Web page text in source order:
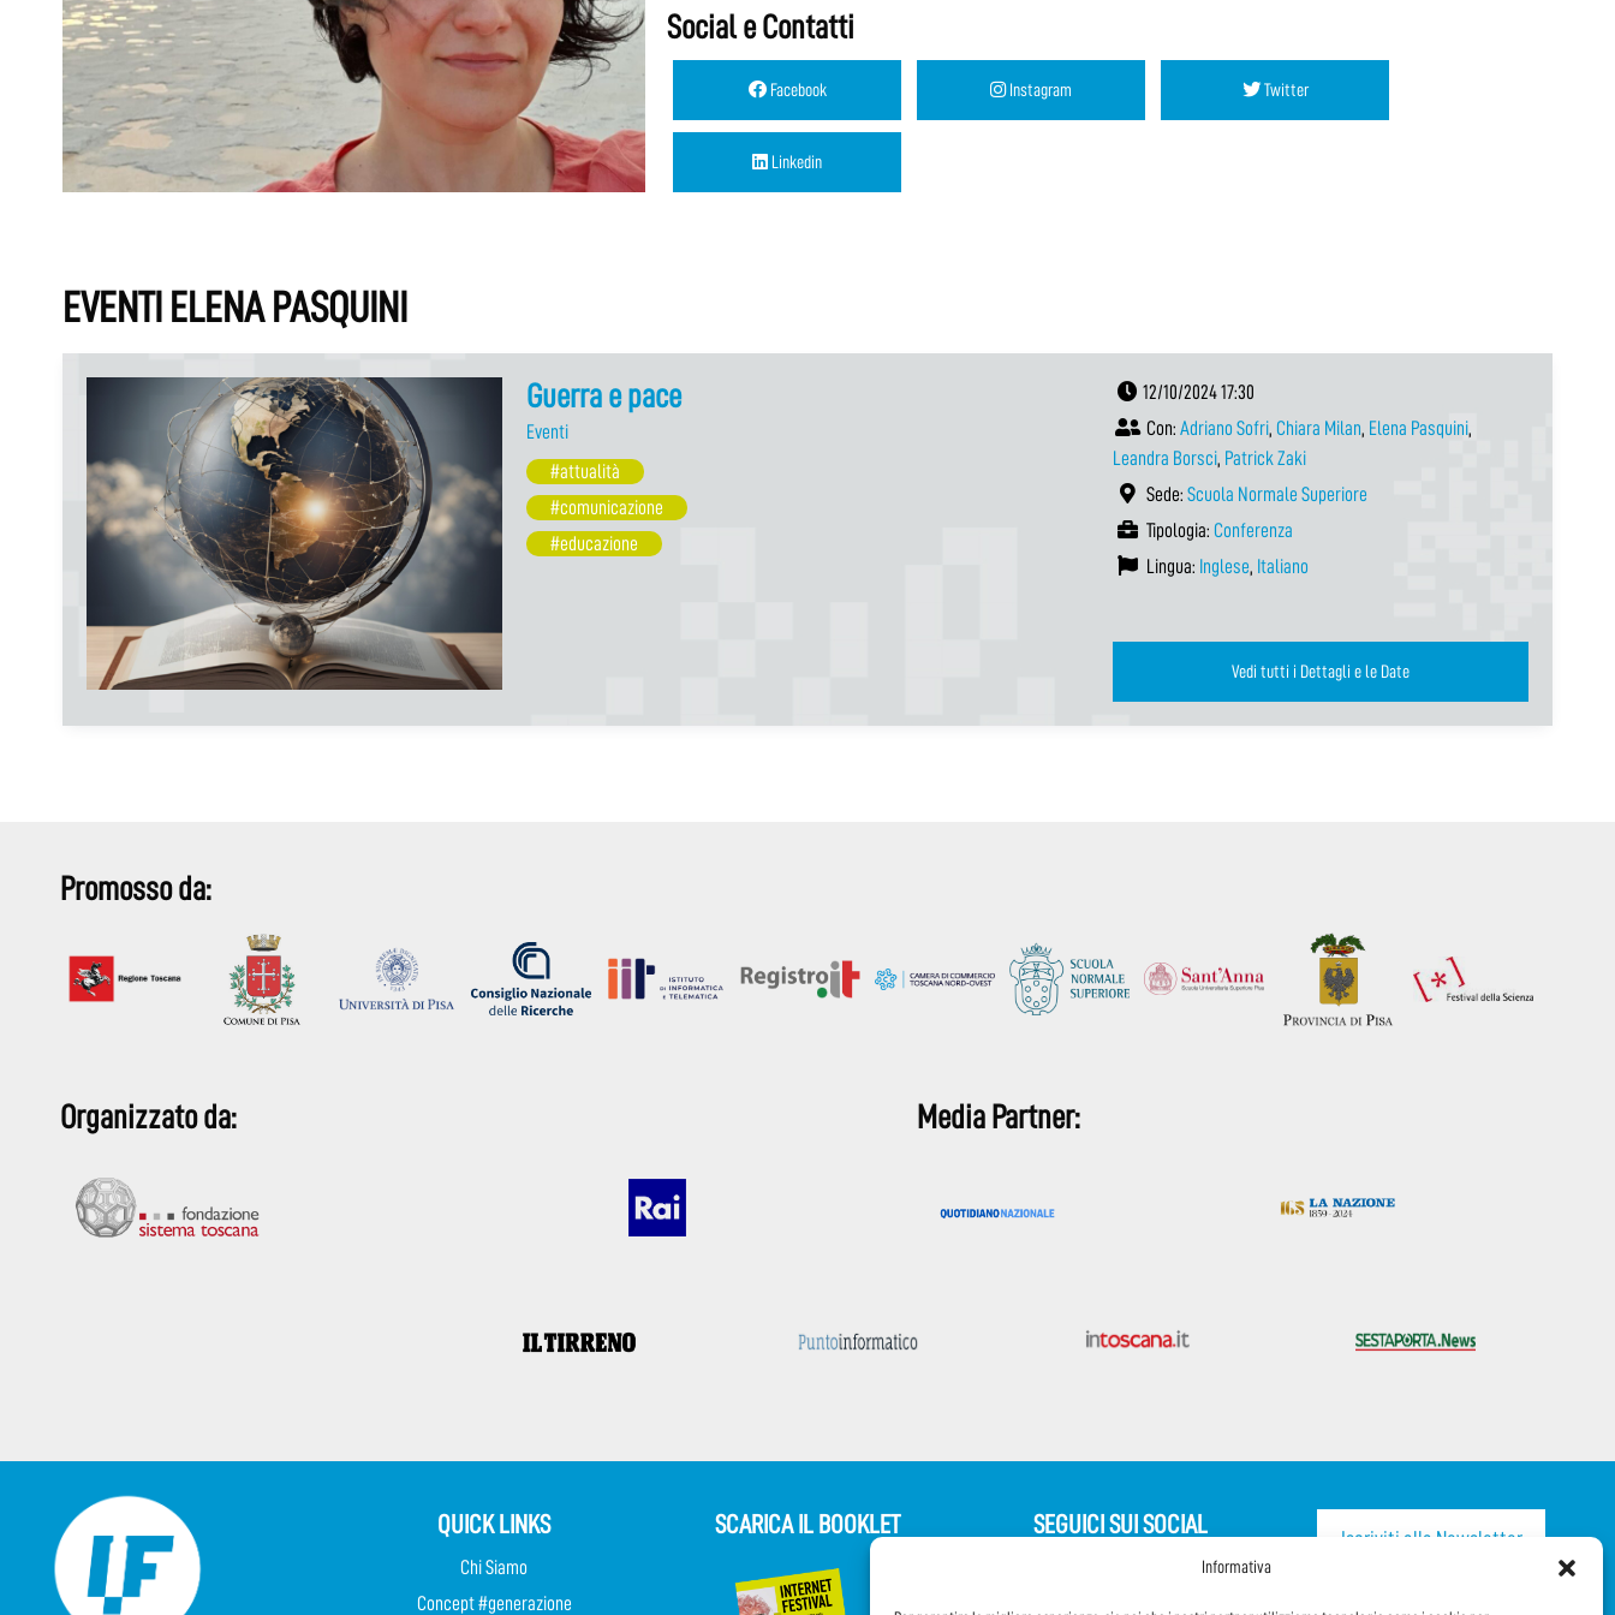
Informativa
Social e Contatti
Facebook Instagram Twitter
Linkedin
EVENTI ELENA PASQUINI
Guerra e pace
Eventi
#attualità
#comunicazione
#educazione
12/10/2024 17:30
Con: Adriano Sofri, Chiara Milan, Elena Pasquini,
Leandra Borsci, Patrick Zaki
Sede: Scuola Normale Superiore
Tipologia: Conferenza
Lingua: Inglese, Italiano
Vedi tutti i Dettagli e le Date
Promosso da:
Organizzato da: Media Partner:
QUICK LINKS
Chi Siamo
Concept #generazione
SCARICA IL BOOKLET SEGUICI SUI SOCIAL
Iscriviti alla Newsletter